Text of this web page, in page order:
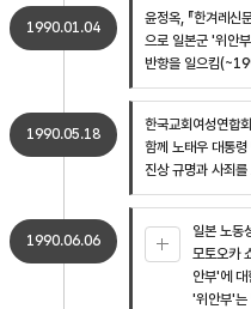
1990.01.04
윤정옥, 『한겨레신
으로 일본군 '위안
반향을 일으킴
1990.05.18
한국교회여성연합
함께 노태우 대통
진상 규명과 사죄
1990.06.06
일본 노동
모토오카
안부'에 대
'위안부'는